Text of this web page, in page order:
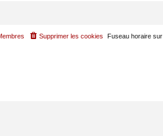
Fuseau horaire sur
Supprimer les cookies